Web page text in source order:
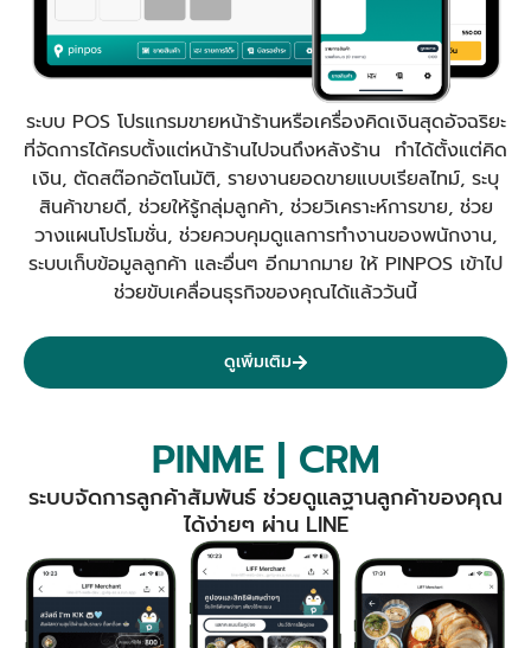
ระบบ POS โปรแกรมขายหน้าร้านหรือเครื่องคิดเงินสุดอัจฉริยะ
ที่จัดการได้ครบตั้งแต่หน้าร้านไปจนถึงหลังร้าน ทำได้ตั้งแต่คิด
เงิน, ตัดสต๊อกอัตโนมัติ, รายงานยอดขายแบบเรียลไทม์, ระบุ
สินค้าขายดี, ช่วยให้รู้กลุ่มลูกค้า, ช่วยวิเคราะห์การขาย, ช่วย
วางแผนโปรโมชั่น, ช่วยควบคุมดูแลการทำงานของพนักงาน,
ระบบเก็บข้อมูลลูกค้า และอื่นๆ อีกมากมาย ให้ PINPOS เข้าไป
ช่วยขับเคลื่อนธุรกิจของคุณได้แล้ววันนี้
ดูเพิ่มเติม
PINME | CRM
ระบบจัดการลูกค้าสัมพันธ์ ช่วยดูแลฐานลูกค้าของคุณ
ได้ง่ายๆ ผ่าน LINE